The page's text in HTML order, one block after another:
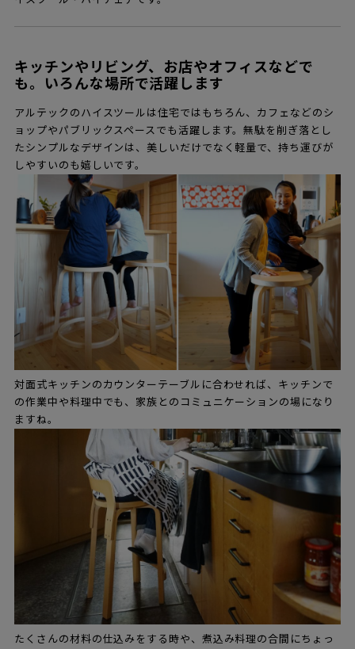
キッチンやリビング、お店やオフィスなどで
も。いろんな場所で活躍します
アルテックのハイスツールは住宅ではもちろん、カフェなどのシ
ョップやパブリックスペースでも活躍します。無駄を削ぎ落とし
たシンプルなデザインは、美しいだけでなく軽量で、持ち運びが
しやすいのも嬉しいです。
対面式キッチンのカウンターテーブルに合わせれば、キッチンで
の作業中や料理中でも、家族とのコミュニケーションの場になり
ますね。
たくさんの材料の仕込みをする時や、煮込み料理の合間にちょっ